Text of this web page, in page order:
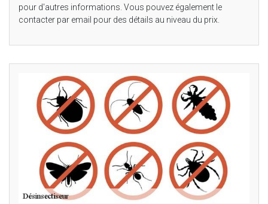
pour d'autres informations. Vous pouvez également le
contacter par email pour des détails au niveau du prix.